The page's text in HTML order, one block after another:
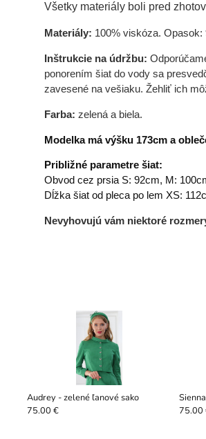
Všetky materiály boli pred
Materiály: 100% viskóza. Opasok:
Inštrukcie na údržbu:
ponorením šiat do vody sa
zavesené na vešiaku. Žehliť ich
Farba: zelená a biela.
Modelka má výšku 173cm a
Približné parametre šiat:
Obvod cez prsia S: 92cm, M:
Dĺžka šiat od pleca po lem XS:
Nevyhovujú vám niektoré
Audrey - zelené ľanové sako
75.00 €
75.00